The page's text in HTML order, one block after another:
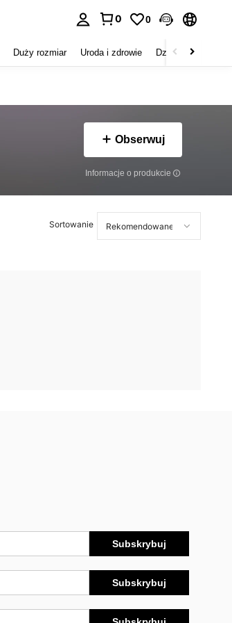
0 0
Duży rozmiar Uroda i zdrowie Dzieci
Obserwuj
Informacje o produkcie
Sortowanie
Subskrybuj
Subskrybuj